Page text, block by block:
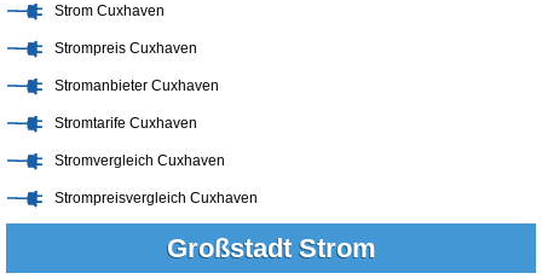
Strom Cuxhaven
Strompreis Cuxhaven
Stromanbieter Cuxhaven
Stromtarife Cuxhaven
Stromvergleich Cuxhaven
Strompreisvergleich Cuxhaven
Großstadt Strom